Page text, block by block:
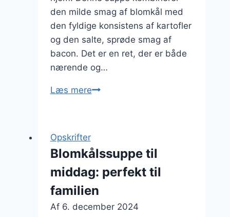
den milde smag af blomkål med
den fyldige konsistens af kartofler
og den salte, sprøde smag af
bacon. Det er en ret, der er både
nærende og…
Læs mereBlomkålssuppe
bacon
Opskrifter
Blomkålssuppe til
middag: perfekt til
familien
Af 6. december 2024